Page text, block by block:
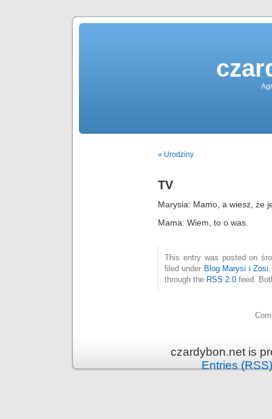
« Urodziny
TV
Marysia: Mamo, a wiesz, że
Mama: Wiem, to o was.
This entry was posted on
filed under Blog Marysi i Zosi
through the RSS 2.0 feed.
czardybon.net is
Entries (RSS)